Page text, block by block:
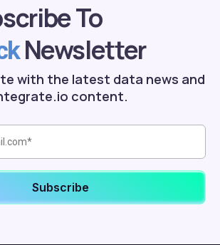
To
Newsletter
with the latest data news and
content.